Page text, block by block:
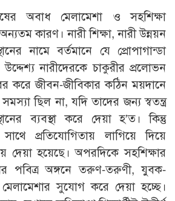
অবাধ মেলামেশা ও সহশিক্ষা
কারণ। নারী শিক্ষা, নারী উন্নয়ন
নামে বর্তমানে যে প্রোপাগান্ডা
নারীদেরকে চাকুরীর প্রলোভন
করে জীবন-জীবিকার কঠিন ময়দানে
ছিল না, যদি তাদের জন্য স্বতন্ত্র
ব্যবস্থা করে দেয়া হ’ত। কিন্তু
প্রতিযোগিতায় লাগিয়ে দিয়ে
দেয়া হয়েছে। অপরদিকে সহশিক্ষার
পবিত্র অঙ্গনে তরুণ-তরুণী, যুবক-
সুযোগ করে দেয়া হচ্ছে।